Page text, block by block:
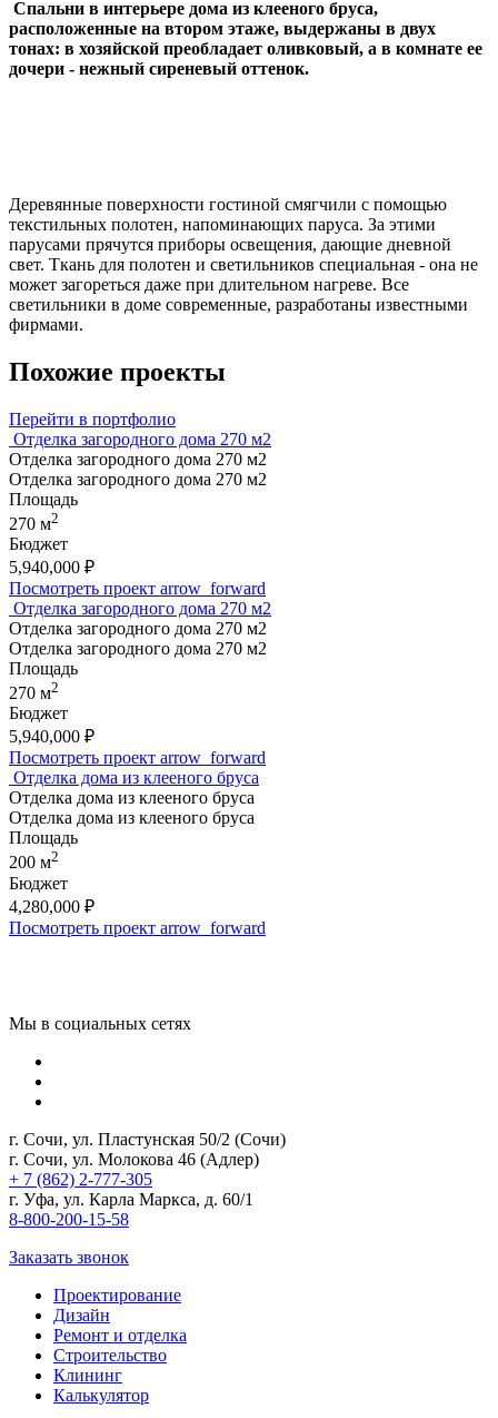
Спальни в интерьере дома из клееного бруса,
расположенные на втором этаже, выдержаны в двух
тонах: в хозяйской преобладает оливковый, а в комнате ее
дочери - нежный сиреневый оттенок.
Деревянные поверхности гостиной смягчили с помощью
текстильных полотен, напоминающих паруса. За этими
парусами прячутся приборы освещения, дающие дневной
свет. Ткань для полотен и светильников специальная - она не
может загореться даже при длительном нагреве. Все
светильники в доме современные, разработаны известными
фирмами.
Похожие проекты
Перейти в портфолио
Отделка загородного дома 270 м2
Отделка загородного дома 270 м2
Отделка загородного дома 270 м2
Площадь
270 м2
Бюджет
5,940,000 ₽
Посмотреть проект arrow_forward
Отделка загородного дома 270 м2
Отделка загородного дома 270 м2
Отделка загородного дома 270 м2
Площадь
270 м2
Бюджет
5,940,000 ₽
Посмотреть проект arrow_forward
Отделка дома из клееного бруса
Отделка дома из клееного бруса
Отделка дома из клееного бруса
Площадь
200 м2
Бюджет
4,280,000 ₽
Посмотреть проект arrow_forward
Мы в социальных сетях
г. Сочи, ул. Пластунская 50/2 (Сочи)
г. Сочи, ул. Молокова 46 (Адлер)
+ 7 (862) 2-777-305
г. Уфа, ул. Карла Маркса, д. 60/1
8-800-200-15-58
Заказать звонок
Проектирование
Дизайн
Ремонт и отделка
Строительство
Клининг
Калькулятор